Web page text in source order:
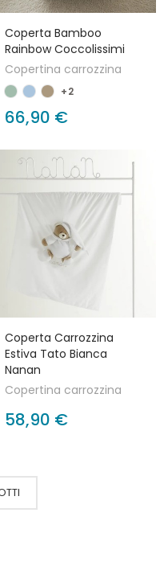
Coperta Bamboo
Rainbow Coccolissimi
Copertina carrozzina
+2
66,90 €
Coperta Carrozzina
Estiva Tato Bianca
Nanan
Copertina carrozzina
58,90 €